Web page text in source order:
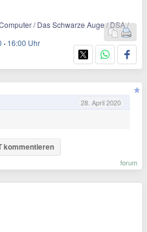
/ Das Schwarze Auge / DSA /
· 16:00 Uhr
28. April 2020
kommentieren
forum